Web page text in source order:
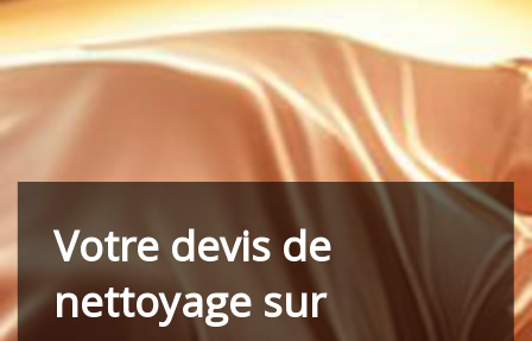
Votre devis de
nettoyage sur